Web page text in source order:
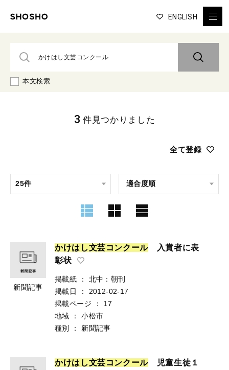
ENGLISH
本文検索
全て登録
3 件見つかりました
新聞記事
かけは し文芸コ ンク ール 入賞者に表
彰状
掲載紙 ：
北中：朝刊
掲載日
：
2012-02-17
掲載ページ
：
17
地域
：
小松市
種別
： 新聞記事
かけは し文芸コ ンク ール 児童生徒１